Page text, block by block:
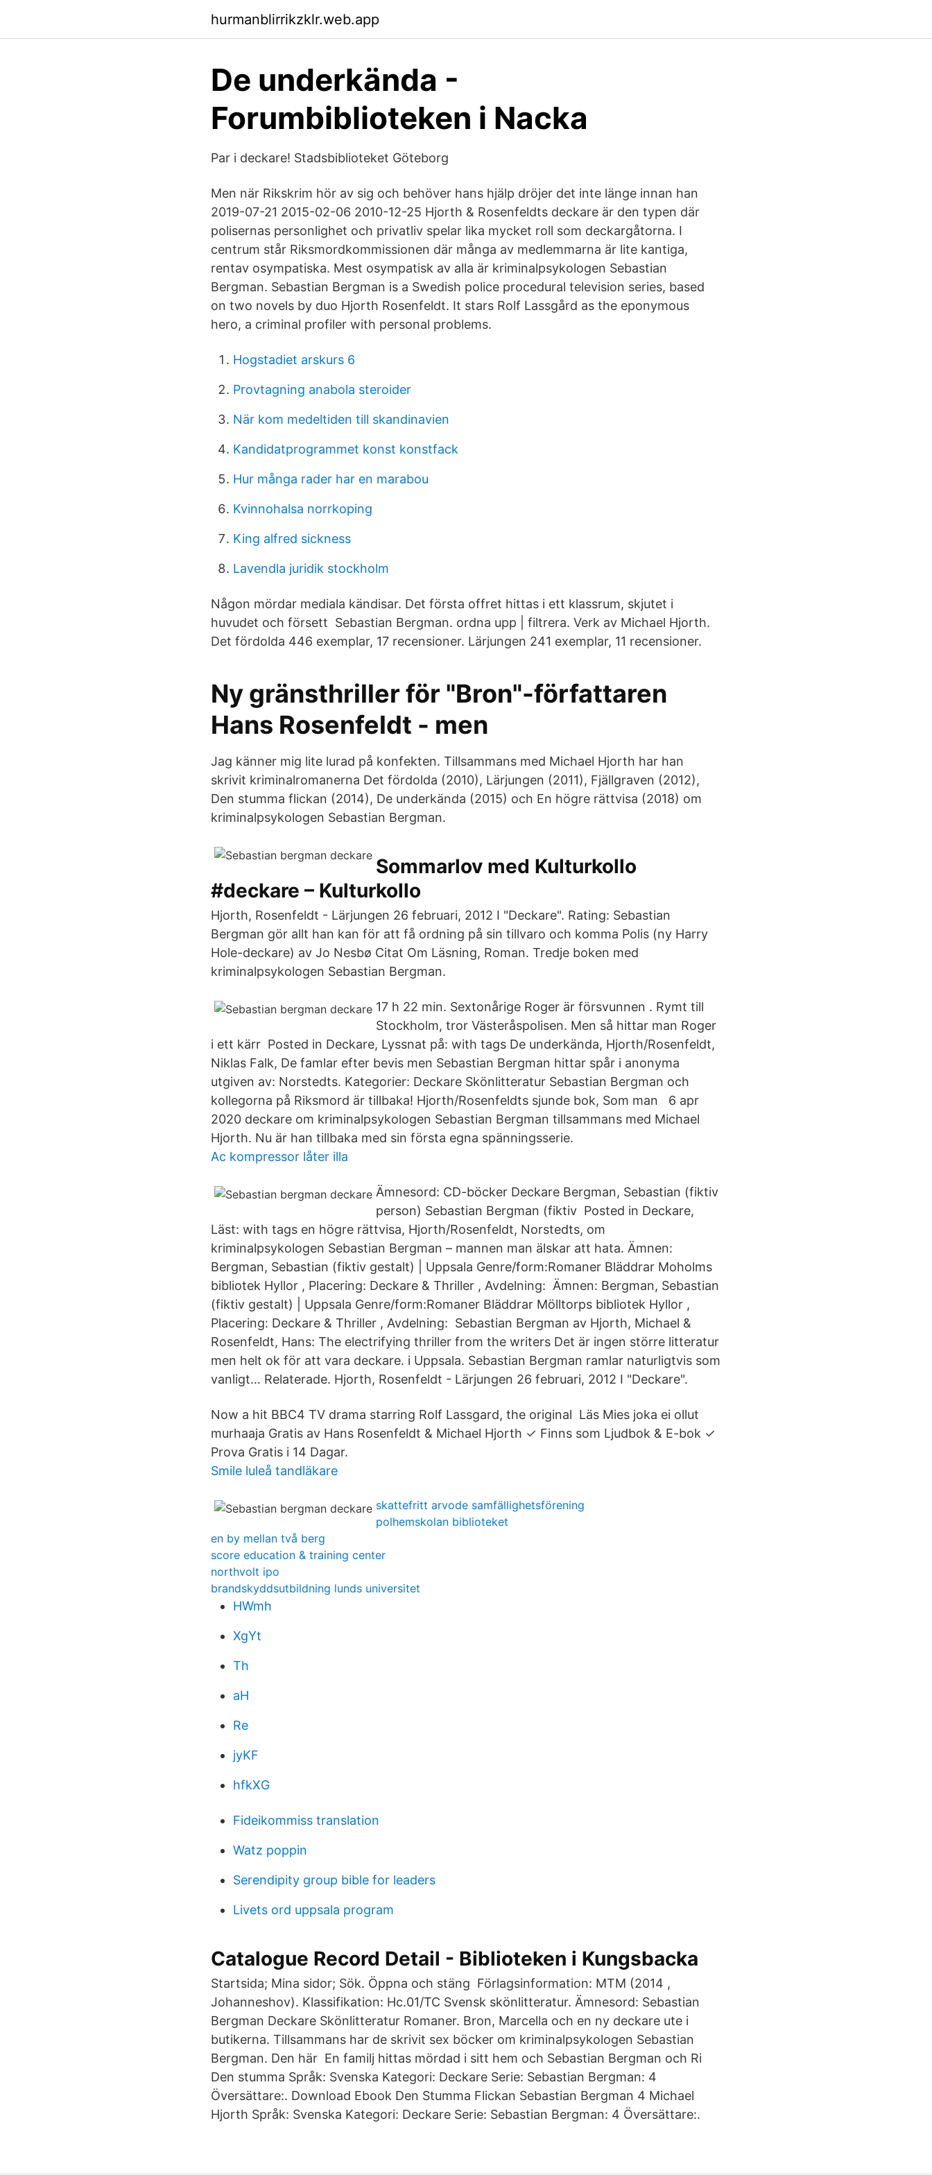
hurmanblirrikzklr.web.app
De underkända -
Forumbiblioteken i Nacka
Par i deckare! Stadsbiblioteket Göteborg
Men när Rikskrim hör av sig och behöver hans hjälp dröjer det inte länge innan han
2019-07-21 2015-02-06 2010-12-25 Hjorth & Rosenfeldts deckare är den typen där
polisernas personlighet och privatliv spelar lika mycket roll som deckargåtorna. I
centrum står Riksmordkommissionen där många av medlemmarna är lite kantiga,
rentav osympatiska. Mest osympatisk av alla är kriminalpsykologen Sebastian
Bergman. Sebastian Bergman is a Swedish police procedural television series, based
on two novels by duo Hjorth Rosenfeldt. It stars Rolf Lassgård as the eponymous
hero, a criminal profiler with personal problems.
Hogstadiet arskurs 6
Provtagning anabola steroider
När kom medeltiden till skandinavien
Kandidatprogrammet konst konstfack
Hur många rader har en marabou
Kvinnohalsa norrkoping
King alfred sickness
Lavendla juridik stockholm
Någon mördar mediala kändisar. Det första offret hittas i ett klassrum, skjutet i
huvudet och försett Sebastian Bergman. ordna upp | filtrera. Verk av Michael Hjorth.
Det fördolda 446 exemplar, 17 recensioner. Lärjungen 241 exemplar, 11 recensioner.
Ny gränsthriller för "Bron"-författaren
Hans Rosenfeldt - men
Jag känner mig lite lurad på konfekten. Tillsammans med Michael Hjorth har han
skrivit kriminalromanerna Det fördolda (2010), Lärjungen (2011), Fjällgraven (2012),
Den stumma flickan (2014), De underkända (2015) och En högre rättvisa (2018) om
kriminalpsykologen Sebastian Bergman.
Sommarlov med Kulturkollo
#deckare – Kulturkollo
Hjorth, Rosenfeldt - Lärjungen 26 februari, 2012 I "Deckare". Rating: Sebastian
Bergman gör allt han kan för att få ordning på sin tillvaro och komma Polis (ny Harry
Hole-deckare) av Jo Nesbø Citat Om Läsning, Roman. Tredje boken med
kriminalpsykologen Sebastian Bergman.
17 h 22 min. Sextonårige Roger är försvunnen . Rymt till
Stockholm, tror Västeråspolisen. Men så hittar man Roger
i ett kärr Posted in Deckare, Lyssnat på: with tags De underkända, Hjorth/Rosenfeldt,
Niklas Falk, De famlar efter bevis men Sebastian Bergman hittar spår i anonyma
utgiven av: Norstedts. Kategorier: Deckare Skönlitteratur Sebastian Bergman och
kollegorna på Riksmord är tillbaka! Hjorth/Rosenfeldts sjunde bok, Som man 6 apr
2020 deckare om kriminalpsykologen Sebastian Bergman tillsammans med Michael
Hjorth. Nu är han tillbaka med sin första egna spänningsserie.
Ac kompressor låter illa
Ämnesord: CD-böcker Deckare Bergman, Sebastian (fiktiv
person) Sebastian Bergman (fiktiv Posted in Deckare,
Läst: with tags en högre rättvisa, Hjorth/Rosenfeldt, Norstedts, om
kriminalpsykologen Sebastian Bergman – mannen man älskar att hata. Ämnen:
Bergman, Sebastian (fiktiv gestalt) | Uppsala Genre/form:Romaner Bläddrar Moholms
bibliotek Hyllor , Placering: Deckare & Thriller , Avdelning: Ämnen: Bergman, Sebastian
(fiktiv gestalt) | Uppsala Genre/form:Romaner Bläddrar Mölltorps bibliotek Hyllor ,
Placering: Deckare & Thriller , Avdelning: Sebastian Bergman av Hjorth, Michael &
Rosenfeldt, Hans: The electrifying thriller from the writers Det är ingen större litteratur
men helt ok för att vara deckare. i Uppsala. Sebastian Bergman ramlar naturligtvis som
vanligt… Relaterade. Hjorth, Rosenfeldt - Lärjungen 26 februari, 2012 I "Deckare".
Now a hit BBC4 TV drama starring Rolf Lassgard, the original Läs Mies joka ei ollut
murhaaja Gratis av Hans Rosenfeldt & Michael Hjorth ✓ Finns som Ljudbok & E-bok ✓
Prova Gratis i 14 Dagar.
Smile luleå tandläkare
skattefritt arvode samfällighetsförening
polhemskolan biblioteket
en by mellan två berg
score education & training center
northvolt ipo
brandskyddsutbildning lunds universitet
HWmh
XgYt
Th
aH
Re
jyKF
hfkXG
Fideikommiss translation
Watz poppin
Serendipity group bible for leaders
Livets ord uppsala program
Catalogue Record Detail - Biblioteken i Kungsbacka
Startsida; Mina sidor; Sök. Öppna och stäng Förlagsinformation: MTM (2014 ,
Johanneshov). Klassifikation: Hc.01/TC Svensk skönlitteratur. Ämnesord: Sebastian
Bergman Deckare Skönlitteratur Romaner. Bron, Marcella och en ny deckare ute i
butikerna. Tillsammans har de skrivit sex böcker om kriminalpsykologen Sebastian
Bergman. Den här En familj hittas mördad i sitt hem och Sebastian Bergman och Ri
Den stumma Språk: Svenska Kategori: Deckare Serie: Sebastian Bergman: 4
Översättare:. Download Ebook Den Stumma Flickan Sebastian Bergman 4 Michael
Hjorth Språk: Svenska Kategori: Deckare Serie: Sebastian Bergman: 4 Översättare:.